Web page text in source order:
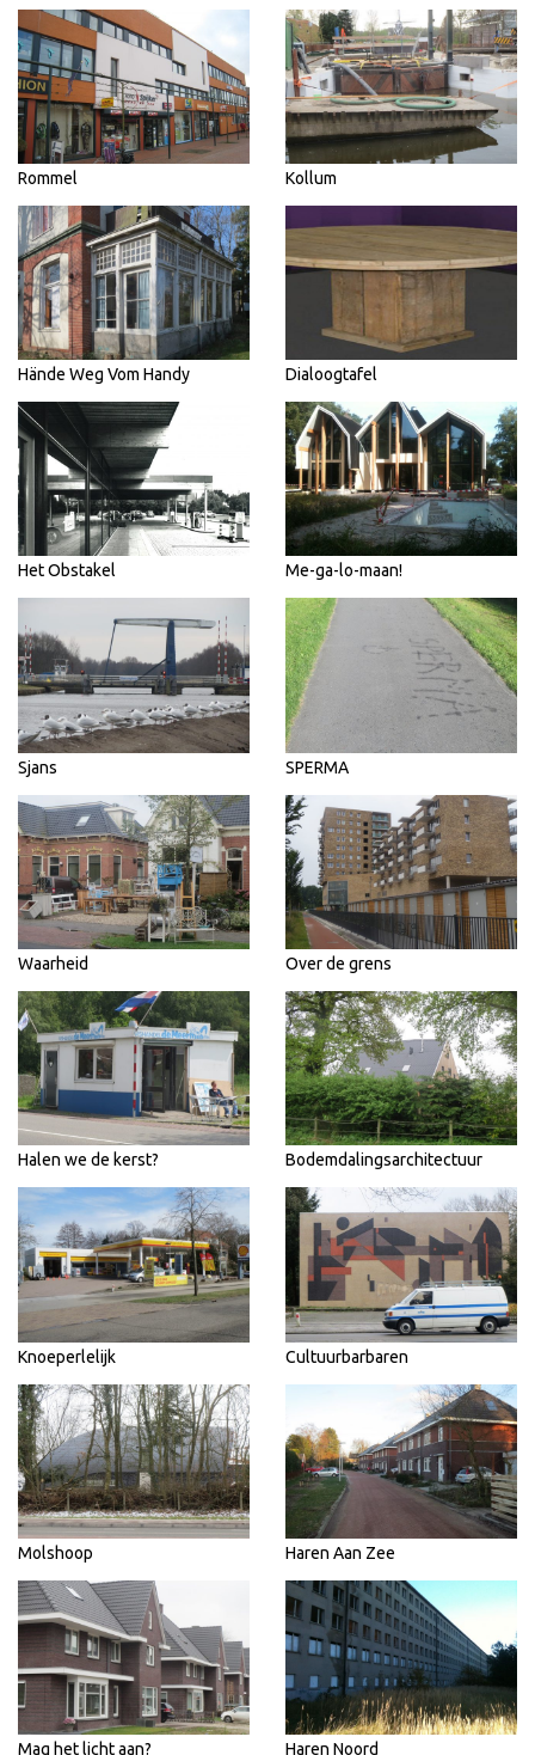
Rommel Kollum
Hände Weg Vom Handy Dialoogtafel
Het Obstakel Me-ga-lo-maan!
Sjans SPERMA
Waarheid Over de grens
Halen we de kerst? Bodemdalingsarchitectuur
Knoeperlelijk Cultuurbarbaren
Molshoop Haren Aan Zee
Mag het licht aan? Haren Noord